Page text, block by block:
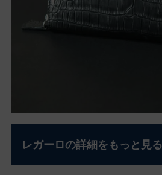
レガーロの詳細をもっと見る